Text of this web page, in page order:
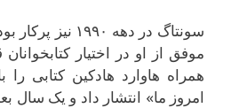
سونتاگ در دهه
همراه هاوارد هادکين کتابى
امروز ما» انتشار داد و يک سال